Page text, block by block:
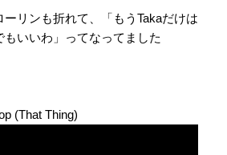
リンも折れて、「もうTakaだけは
もいいわ」ってなってました
(That Thing)